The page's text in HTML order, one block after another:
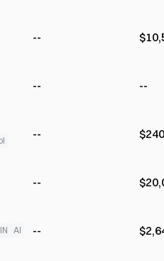
--
-- --
--
--
AI --